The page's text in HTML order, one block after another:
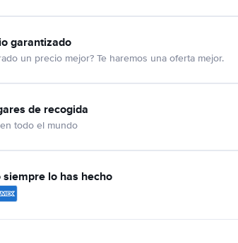
garantizado
un precio mejor? Te haremos una oferta mejor.
de recogida
todo el mundo
siempre lo has hecho